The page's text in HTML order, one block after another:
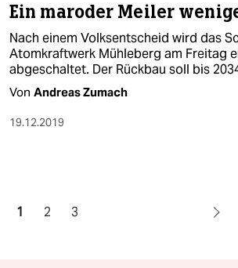
Ein maroder Meiler
Nach einem Volksentscheid wird das
Atomkraftwerk Mühleberg am Freitag
abgeschaltet. Der Rückbau soll bis
Von Andreas Zumach
19.12.2019
1 2 3